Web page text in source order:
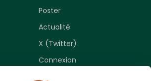
Poster
Actualité
X (Twitter)
Connexion